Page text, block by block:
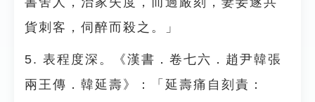
貨刺客，伺醉而殺之。」
5. 表程度深。《漢書．卷七六．趙尹韓張
兩王傳．韓延壽》：「延壽痛自刻責：